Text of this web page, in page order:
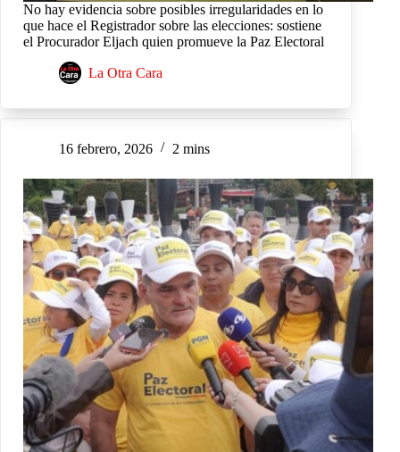
No hay evidencia sobre posibles irregularidades en lo
que hace el Registrador sobre las elecciones: sostiene
el Procurador Eljach quien promueve la Paz Electoral
La Otra Cara
16 febrero, 2026 2 mins